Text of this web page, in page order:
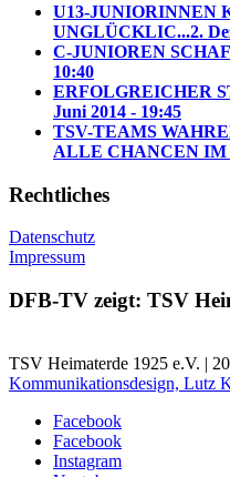
U13-JUNIORINNEN
UNGLÜCKLIC...2.
C-JUNIOREN
10:40
ERFOLGREICHER
Juni 2014 - 19:45
TSV-TEAMS
ALLE CHANCEN IM
Rechtliches
Datenschutz
Impressum
DFB-TV zeigt: TSV
TSV Heimaterde 1925 e.V. |
Kommunikationsdesign, Lutz
Facebook
Facebook
Instagram